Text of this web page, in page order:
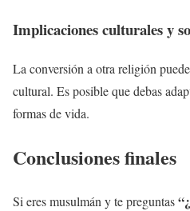
Implicaciones culturales y
La conversión a otra religión
cultural. Es posible que debas
formas de vida.
Conclusiones finales
Si eres musulmán y te preguntas